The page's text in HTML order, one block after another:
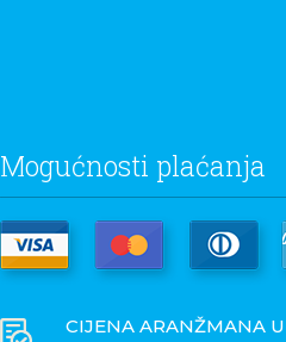
Mogućnosti plaćanja
CIJENA ARANŽMANA